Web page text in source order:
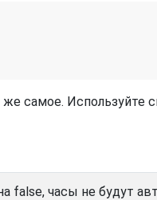
самое. Используйте
false, часы не будут